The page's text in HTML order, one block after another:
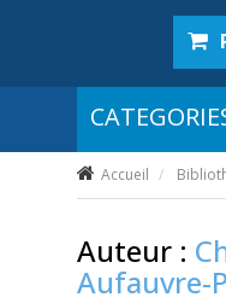
Accueil
Auteur :
Aufauvre-